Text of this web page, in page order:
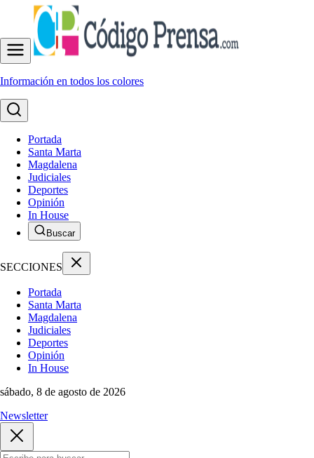
Información en todos los colores
Portada
Santa Marta
Magdalena
Judiciales
Deportes
Opinión
In House
Buscar
SECCIONES
Portada
Santa Marta
Magdalena
Judiciales
Deportes
Opinión
In House
sábado, 8 de agosto de 2026
Newsletter